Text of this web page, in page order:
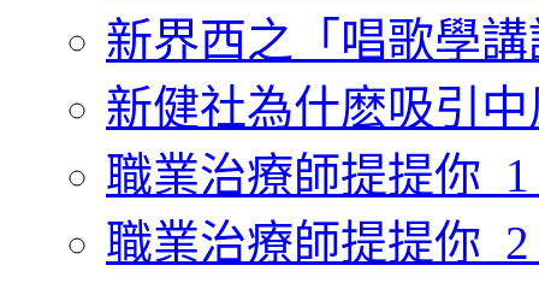
新界西之「唱歌學
新健社為什麽吸引
職業治療師提提你
職業治療師提提你